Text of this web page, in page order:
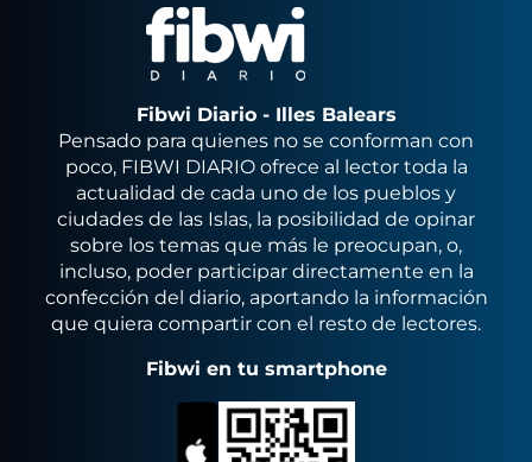
Fibwi Diario - Illes Balears
Pensado para quienes no se conforman con
poco, FIBWI DIARIO ofrece al lector toda la
actualidad de cada uno de los pueblos y
ciudades de las Islas, la posibilidad de opinar
sobre los temas que más le preocupan, o,
incluso, poder participar directamente en la
confección del diario, aportando la información
que quiera compartir con el resto de lectores.
Fibwi en tu smartphone